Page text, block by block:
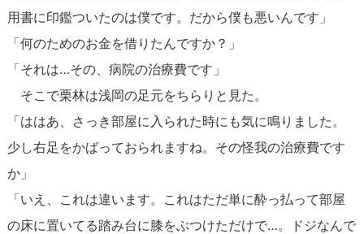
用書に印鑑ついたのは僕です。だから僕も悪いんです」
「何のためのお金を借りたんですか？」
「それは…その、病院の治療費です」
そこで栗林は浅岡の足元をちらりと見た。
「ははあ、さっき部屋に入られた時にも気に鳴りました。
少し右足をかばっておられますね。その怪我の治療費です
か」
「いえ、これは違います。これはただ単に酔っ払って部屋
の床に置いてる踏み台に膝をぶつけただけで…。ドジなんで